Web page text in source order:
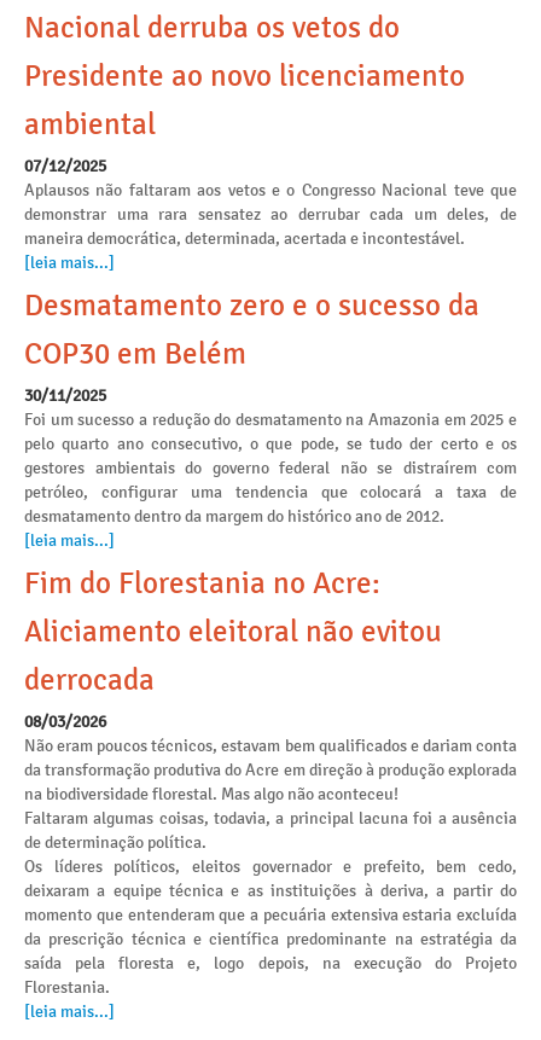
Nacional derruba os vetos do
Presidente ao novo licenciamento
ambiental
07/12/2025
Aplausos não faltaram aos vetos e o Congresso Nacional teve que
demonstrar uma rara sensatez ao derrubar cada um deles, de
maneira democrática, determinada, acertada e incontestável.
[leia mais...]
Desmatamento zero e o sucesso da
COP30 em Belém
30/11/2025
Foi um sucesso a redução do desmatamento na Amazonia em 2025 e
pelo quarto ano consecutivo, o que pode, se tudo der certo e os
gestores ambientais do governo federal não se distraírem com
petróleo, configurar uma tendencia que colocará a taxa de
desmatamento dentro da margem do histórico ano de 2012.
[leia mais...]
Fim do Florestania no Acre:
Aliciamento eleitoral não evitou
derrocada
08/03/2026
Não eram poucos técnicos, estavam bem qualificados e dariam conta
da transformação produtiva do Acre em direção à produção explorada
na biodiversidade florestal. Mas algo não aconteceu!
Faltaram algumas coisas, todavia, a principal lacuna foi a ausência
de determinação política.
Os líderes políticos, eleitos governador e prefeito, bem cedo,
deixaram a equipe técnica e as instituições à deriva, a partir do
momento que entenderam que a pecuária extensiva estaria excluída
da prescrição técnica e científica predominante na estratégia da
saída pela floresta e, logo depois, na execução do Projeto
Florestania.
[leia mais...]